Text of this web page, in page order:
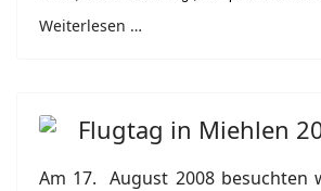
Weiterlesen …
Flugtag in Miehlen
Am 17. August 2008 besuchten